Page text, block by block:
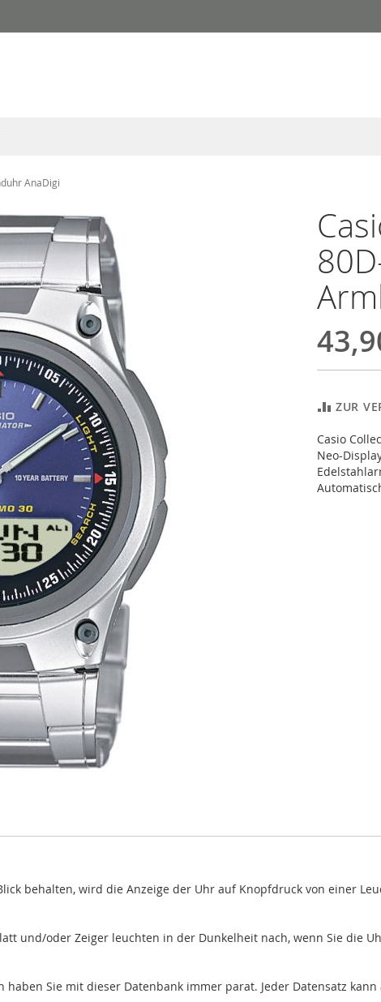
AnaDigi
ZUR
Casio
Neo-
behalten, wird die Anzeige der Uhr auf Knopfdruck von einer
und/oder Zeiger leuchten in der Dunkelheit nach, wenn Sie die
Sie mit dieser Datenbank immer parat. Jeder Datensatz